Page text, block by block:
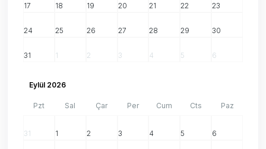
17 18 19 20 21 22 23
24 25 26 27 28 29 30
31 1 2 3 4 5 6
Eylül 2026
Pzt Sal Çar Per Cum Cts Paz
31 1 2 3 4 5 6